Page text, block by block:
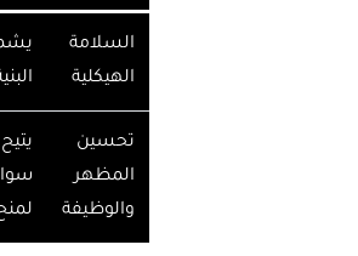
السلامة
الهيكلية
تحسين
المظهر
والوظيفة